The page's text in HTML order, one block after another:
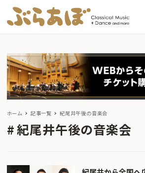
ホーム 記事一覧 紀尾井午後の音楽会
紀尾井午後の音楽会